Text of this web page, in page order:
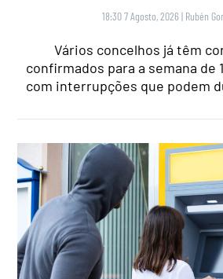
18:30 7 Agosto, 2026 | Rubén
Vários concelhos já têm
confirmados para a semana de
com interrupções que podem